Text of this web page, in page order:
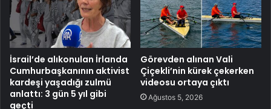
İsrail’de alıkonulan İrlanda
Cumhurbaşkanının aktivist
kardeşi yaşadığı zulmü
anlattı: 3 gün 5 yıl gibi
geçti
Görevden alınan Vali
Çiçekli’nin kürek çekerken
videosu ortaya çıktı
Ağustos 5, 2026